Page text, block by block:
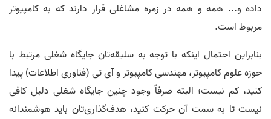
داده و... همه و همه در زمره مشاغلی قرار دارند که به کامپیوتر
مربوط است.
بنابراین احتمال اینکه با توجه به سلیقه‌تان جایگاه شغلی مرتبط با
حوزه علوم کامپیوتر، مهندسی کامپیوتر و آی تی (فناوری اطلاعات) پیدا
کنید، کم نیست؛ البته صرفاً وجود چنین جایگاه شغلی دلیل کافی
نیست تا به سمت آن حرکت کنید، هدف‌گذاری‌تان باید هوشمندانه